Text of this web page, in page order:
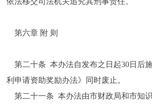
第六章 附 则
第二十条 本办法自发布之日起30日后
利申请资助奖励办法》同时废止。
第二十一条 本办法由市财政局和市知